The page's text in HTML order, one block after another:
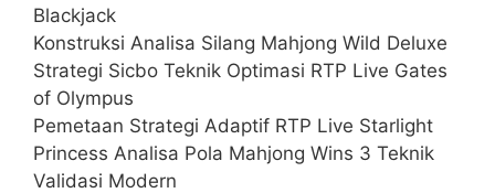
Blackjack
Konstruksi Analisa Silang Mahjong Wild Deluxe
Strategi Sicbo Teknik Optimasi RTP Live Gates
of Olympus
Pemetaan Strategi Adaptif RTP Live Starlight
Princess Analisa Pola Mahjong Wins 3 Teknik
Validasi Modern